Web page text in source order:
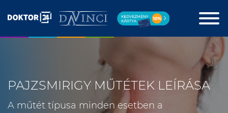
PAJZSMIRIGY MŰTÉTEK LEÍRÁSA
A műtét típusa minden esetben a